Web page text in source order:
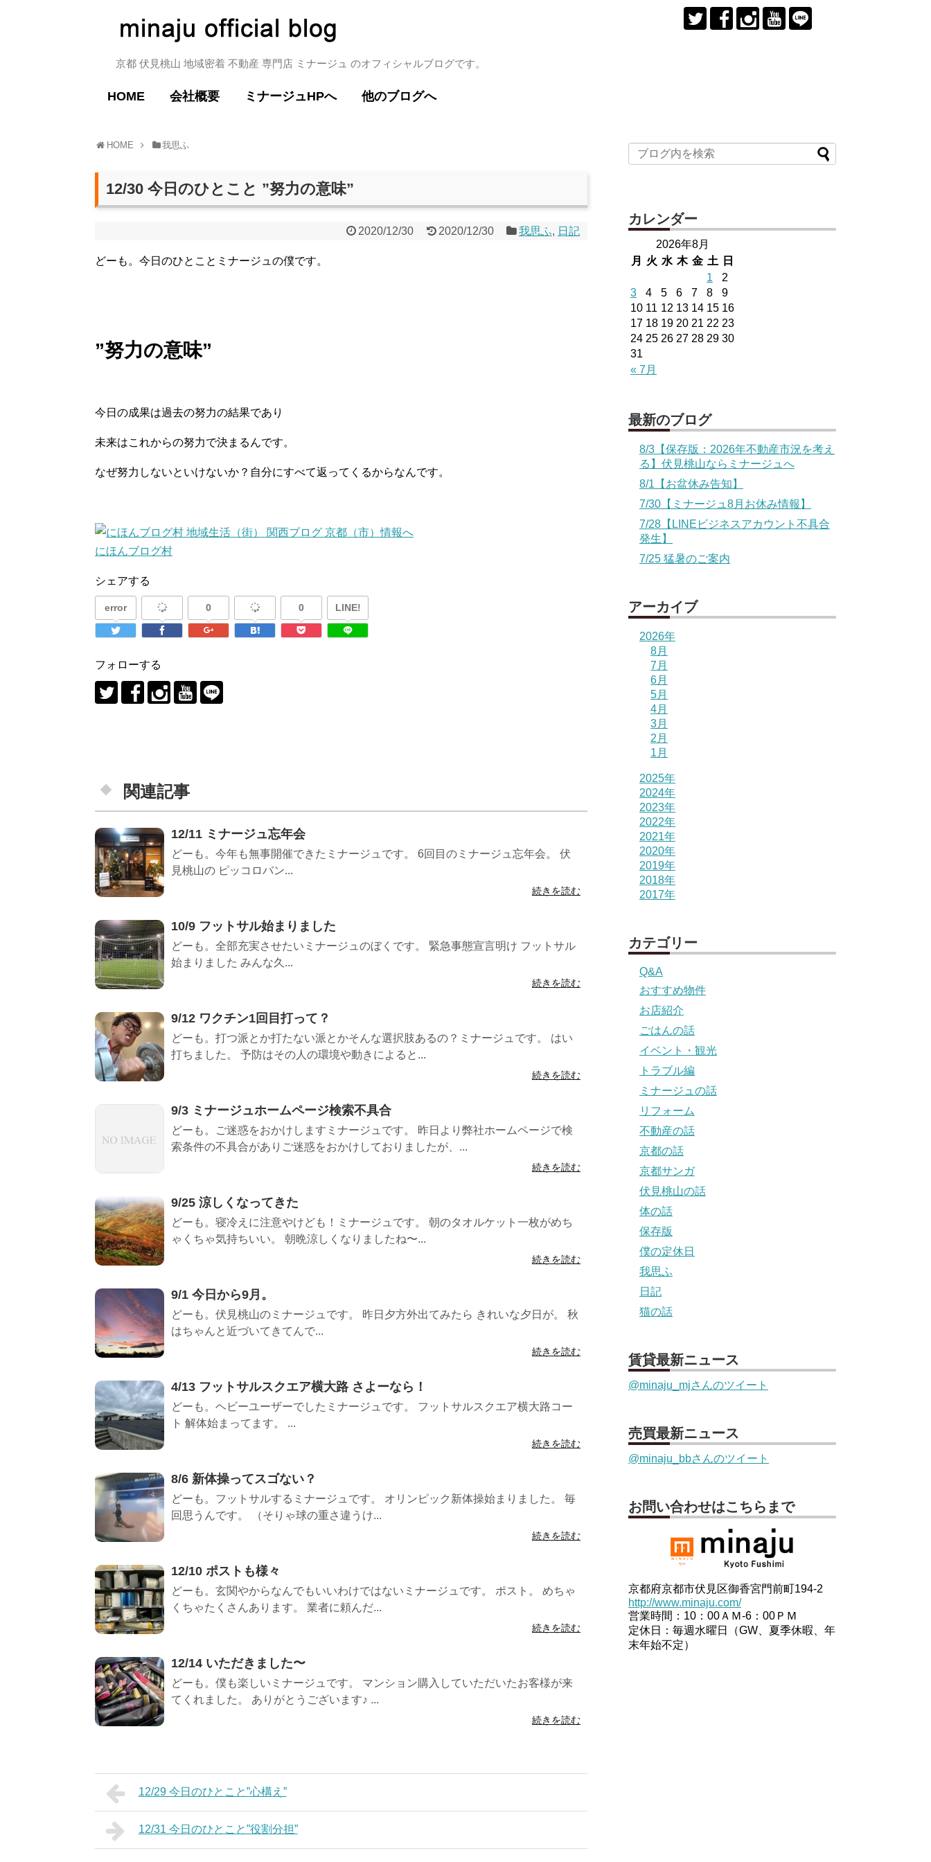
京都 伏見桃山 地域密着 不動産 専門店 ミナージュ のオフィシャルブログです。
HOME 会社概要 ミナージュHPへ 他のブログへ
HOME 我思ふ
12/30 今日のひとこと ”努力の意味”
2020/12/30 2020/12/30 我思ふ, 日記
どーも。今日のひとことミナージュの僕です。
”努力の意味”
今日の成果は過去の努力の結果であり
未来はこれからの努力で決まるんです。
なぜ努力しないといけないか？自分にすべて返ってくるからなんです。
にほんブログ村
シェアする
error 0 0 LINE!
フォローする
関連記事
12/11 ミナージュ忘年会
どーも。今年も無事開催できたミナージュです。 6回目のミナージュ忘年会。 伏
見桃山の ピッコロバン...
続きを読む
10/9 フットサル始まりました
どーも。全部充実させたいミナージュのぼくです。 緊急事態宣言明け フットサル
始まりました みんな久...
続きを読む
9/12 ワクチン1回目打って？
どーも。打つ派とか打たない派とかそんな選択肢あるの？ミナージュです。 はい
打ちました。 予防はその人の環境や動きによると...
続きを読む
9/3 ミナージュホームページ検索不具合
どーも。ご迷惑をおかけしますミナージュです。 昨日より弊社ホームページで検
索条件の不具合がありご迷惑をおかけしておりましたが、...
続きを読む
9/25 涼しくなってきた
どーも。寝冷えに注意やけども！ミナージュです。 朝のタオルケット一枚がめち
ゃくちゃ気持ちいい。 朝晩涼しくなりましたね〜...
続きを読む
9/1 今日から9月。
どーも。伏見桃山のミナージュです。 昨日夕方外出てみたら きれいな夕日が。 秋
はちゃんと近づいてきてんで...
続きを読む
4/13 フットサルスクエア横大路 さよーなら！
どーも。ヘビーユーザーでしたミナージュです。 フットサルスクエア横大路コー
ト 解体始まってます。 ...
続きを読む
8/6 新体操ってスゴない？
どーも。フットサルするミナージュです。 オリンピック新体操始まりました。 毎
回思うんです。 （そりゃ球の重さ違うけ...
続きを読む
12/10 ポストも様々
どーも。玄関やからなんでもいいわけではないミナージュです。 ポスト。 めちゃ
くちゃたくさんあります。 業者に頼んだ...
続きを読む
12/14 いただきました〜
どーも。僕も楽しいミナージュです。 マンション購入していただいたお客様が来
てくれました。 ありがとうございます♪ ...
続きを読む
12/29 今日のひとこと”心構え”
12/31 今日のひとこと”役割分担”
カレンダー
2026年8月
月
火 水 木 金 土 日
« 7月
1
2
3
4 5 6 7 8
9
10 11 12 13 14 15 16
17 18 19 20 21 22 23
24 25 26 27 28 29 30
31
最新のブログ
8/3【保存版：2026年不動産市況を考え
る】伏見桃山ならミナージュへ
8/1【お盆休み告知】
7/30【ミナージュ8月お休み情報】
7/28【LINEビジネスアカウント不具合
発生】
7/25 猛暑のご案内
アーカイブ
2026年
8月
7月
6月
5月
4月
3月
2月
1月
2025年
2024年
2023年
2022年
2021年
2020年
2019年
2018年
2017年
カテゴリー
Q&A
おすすめ物件
お店紹介
ごはんの話
イベント・観光
トラブル編
ミナージュの話
リフォーム
不動産の話
京都の話
京都サンガ
伏見桃山の話
体の話
保存版
僕の定休日
我思ふ
日記
猫の話
賃貸最新ニュース
@minaju_mjさんのツイート
売買最新ニュース
@minaju_bbさんのツイート
お問い合わせはこちらまで
京都府京都市伏見区御香宮門前町194-2
http://www.minaju.com/
営業時間：10：00ＡＭ-6：00ＰＭ
定休日：毎週水曜日（GW、夏季休暇、年
末年始不定）